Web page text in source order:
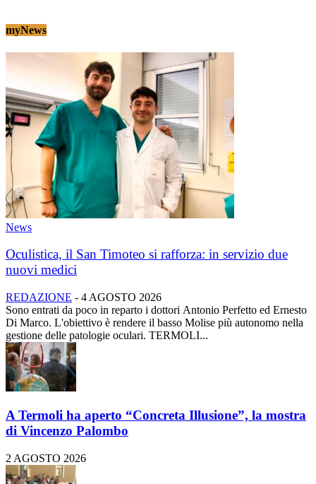
myNews
News
Oculistica, il San Timoteo si rafforza: in servizio due
nuovi medici
REDAZIONE - 4 AGOSTO 2026
Sono entrati da poco in reparto i dottori Antonio Perfetto ed Ernesto
Di Marco. L'obiettivo è rendere il basso Molise più autonomo nella
gestione delle patologie oculari. TERMOLI...
A Termoli ha aperto “Concreta Illusione”, la mostra
di Vincenzo Palombo
2 AGOSTO 2026